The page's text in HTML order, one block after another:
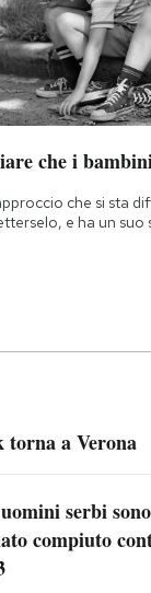
che i
che si sta
e ha un
torna a Verona
serbi
compiuto